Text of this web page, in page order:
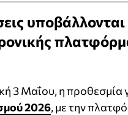
3 Μαΐου, η
2026, με την